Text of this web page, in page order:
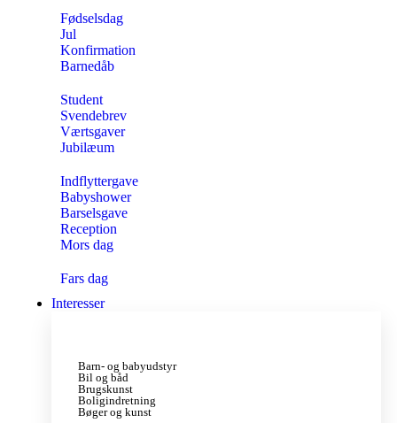
Fødselsdag
Jul
Konfirmation
Barnedåb
Student
Svendebrev
Værtsgaver
Jubilæum
Indflyttergave
Babyshower
Barselsgave
Reception
Mors dag
Fars dag
Interesser
Barn- og babyudstyr
Bil og båd
Brugskunst
Boligindretning
Bøger og kunst